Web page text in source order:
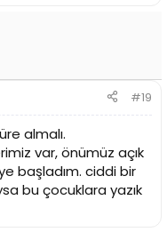
#19
almalı.
var, önümüz açık
başladım. ciddi bir
bu çocuklara yazık